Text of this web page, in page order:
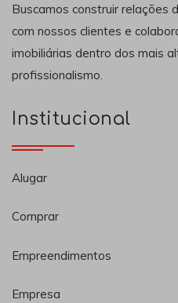
Buscamos construir relações
com nossos clientes e
imobiliárias dentro dos mais
profissionalismo.
Institucional
Alugar
Comprar
Empreendimentos
Empresa